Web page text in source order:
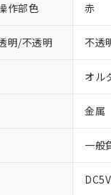
作部色 赤
明/不透明 不透
オル
金属
一般